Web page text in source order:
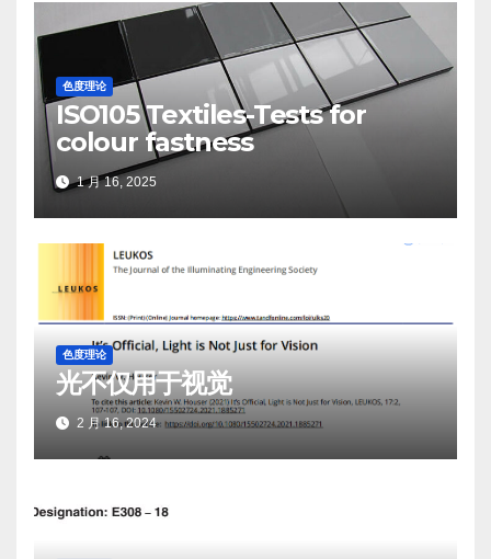
色度理论
ISO105 Textiles-Tests for
colour fastness
1 月 16, 2025
色度理论
光不仅用于视觉
2 月 16, 2024